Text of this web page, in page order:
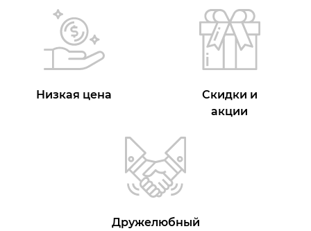
Низкая цена
Скидки и
акции
Дружелюбный